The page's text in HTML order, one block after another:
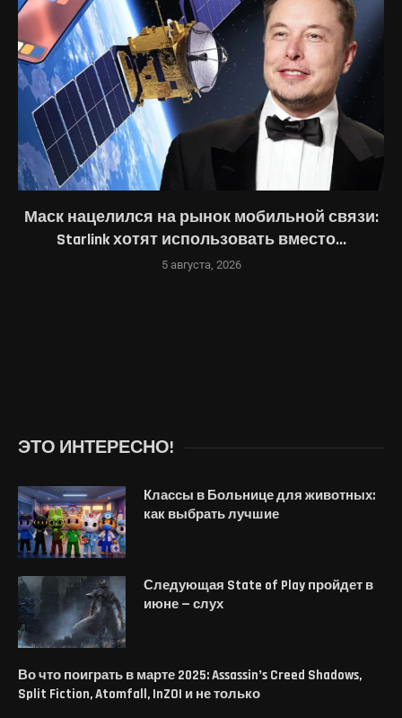
Маск нацелился на рынок мобильной связи:
Starlink хотят использовать вместо...
5 августа, 2026
ЭТО ИНТЕРЕСНО!
Классы в Больнице для животных:
как выбрать лучшие
Следующая State of Play пройдет в
июне — слух
Во что поиграть в марте 2025: Assassinʼs Creed Shadows,
Split Fiction, Atomfall, InZOI и не только